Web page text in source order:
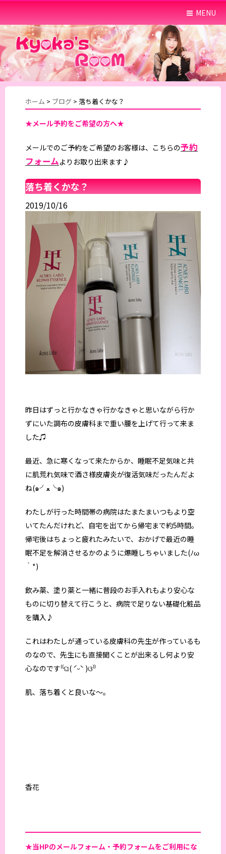
MENU
ホーム > ブログ > 落ち着くかな？
★メール予約をご希望の方へ★
メールでのご予約をご希望のお客様は、こちらの予約
フォームよりお取り出来ます♪
落ち着くかな？
2019/10/16
昨日はずっと行かなきゃ行かなきゃと思いながら行か
ずにいた調布の皮膚科まで重い腰を上げて行って来ま
した♫
最近、急に寒くなって来たからか、睡眠不足気味と共
に肌荒れ気味で酒さ様皮膚炎が復活気味だったんだよ
ね(๑╯ﻌ╰๑)
わたしが行った時間帯の病院はたまたまいつもより空
いてたんだけれど、自宅を出てから帰宅まで約5時間。
帰宅後はちょっと疲れたみたいで、おかげで最近の睡
眠不足を解消させるかのように爆睡しちゃいました(ﾉω
｀*)
飲み薬、塗り薬と一緒に普段のお手入れもより安心な
ものに切り替えて行こうと、病院で足りない基礎化粧品
を購入♪
これはわたしが通っている皮膚科の先生が作っているも
のなので、先生にも直接聞くことが出来るし何より安
心なのです⁽⁽ଘ( ˊᵕˋ )ଓ⁾⁾
肌、落ち着くと良いな〜。
香花
★当HPのメールフォーム・予約フォームをご利用にな